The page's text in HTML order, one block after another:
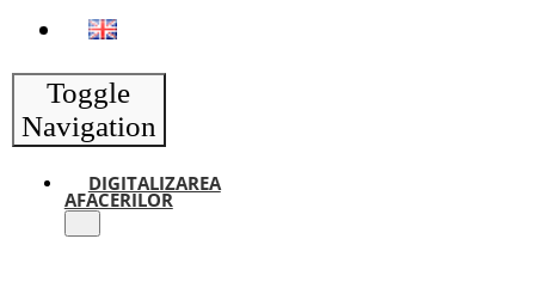
Toggle
Navigation
DIGITALIZAREA
AFACERILOR